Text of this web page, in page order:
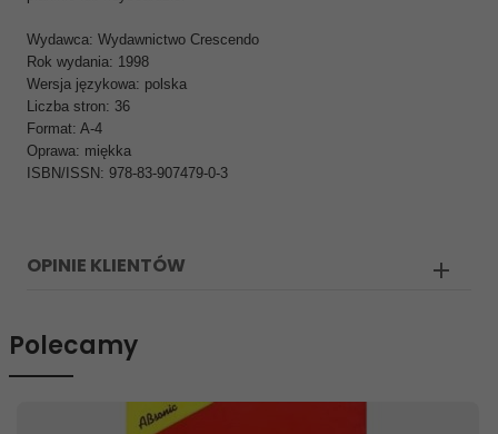
Wydawca: Wydawnictwo Crescendo
Rok wydania: 1998
Wersja językowa: polska
Liczba stron: 36
Format: A-4
Oprawa: miękka
ISBN/ISSN: 978-83-907479-0-3
OPINIE KLIENTÓW
Polecamy